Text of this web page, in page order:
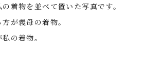
着物を並べて置いた写真です。
が義母の着物。
の着物。